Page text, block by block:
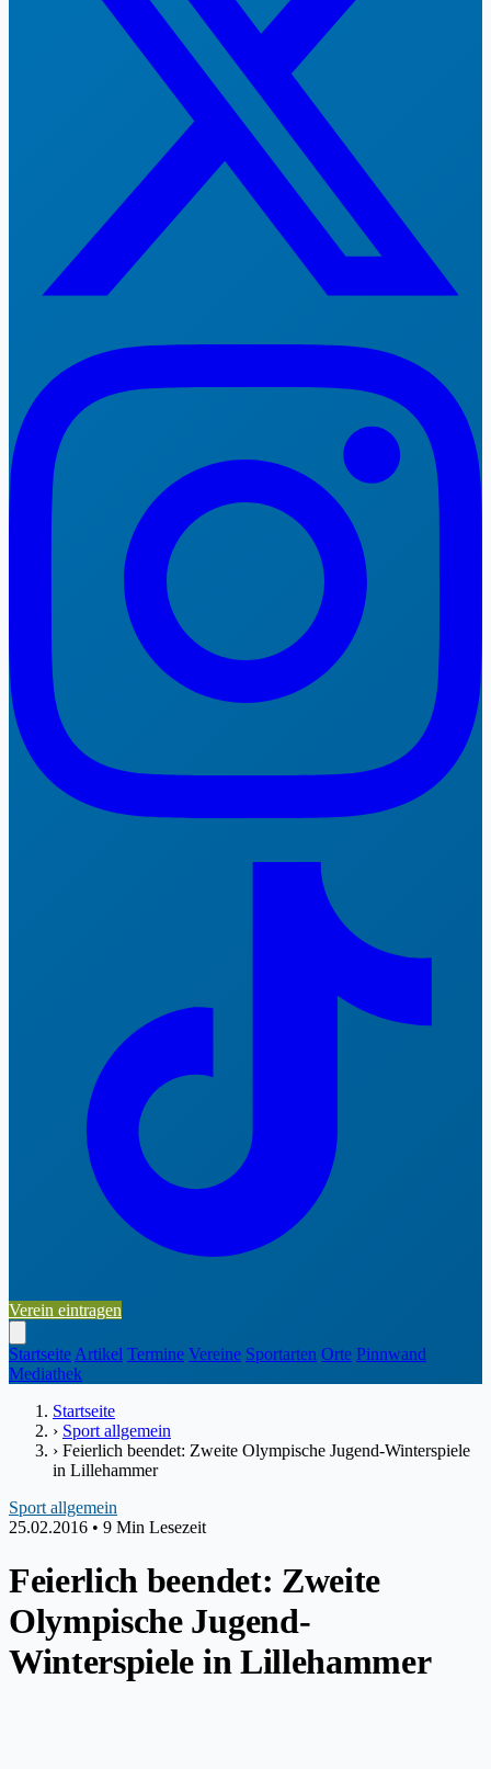
Verein eintragen
Startseite Artikel Termine Vereine Sportarten Orte Pinnwand
Mediathek
Startseite
› Sport allgemein
› Feierlich beendet: Zweite Olympische Jugend-Winterspiele
in Lillehammer
Sport allgemein
25.02.2016 • 9 Min Lesezeit
Feierlich beendet: Zweite
Olympische Jugend-
Winterspiele in Lillehammer